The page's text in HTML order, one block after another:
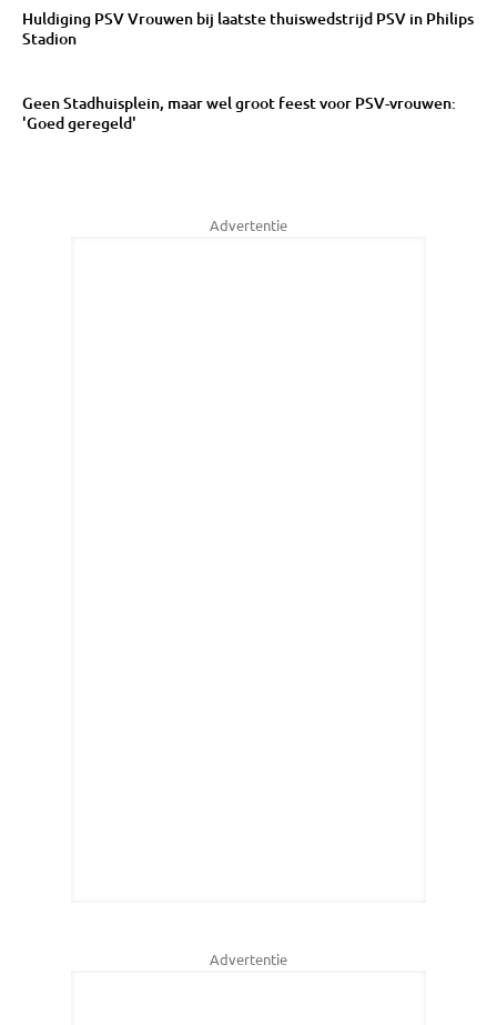
Huldiging PSV Vrouwen bij laatste thuiswedstrijd PSV in Philips
Stadion
Geen Stadhuisplein, maar wel groot feest voor PSV-vrouwen:
'Goed geregeld'
Advertentie
Advertentie